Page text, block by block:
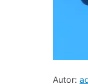
Autor: